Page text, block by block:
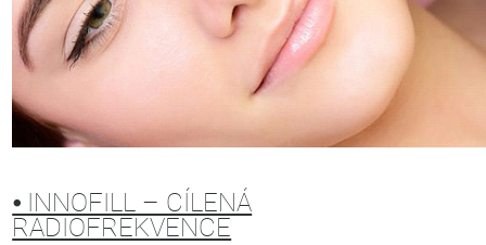
⦁ INNOFILL – CÍLENÁ
RADIOFREKVENCE